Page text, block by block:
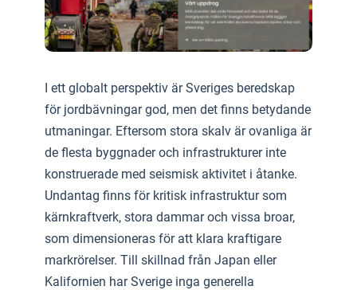
I ett globalt perspektiv är Sveriges beredskap
för jordbävningar god, men det finns betydande
utmaningar. Eftersom stora skalv är ovanliga är
de flesta byggnader och infrastrukturer inte
konstruerade med seismisk aktivitet i åtanke.
Undantag finns för kritisk infrastruktur som
kärnkraftverk, stora dammar och vissa broar,
som dimensioneras för att klara kraftigare
markrörelser. Till skillnad från Japan eller
Kalifornien har Sverige inga generella